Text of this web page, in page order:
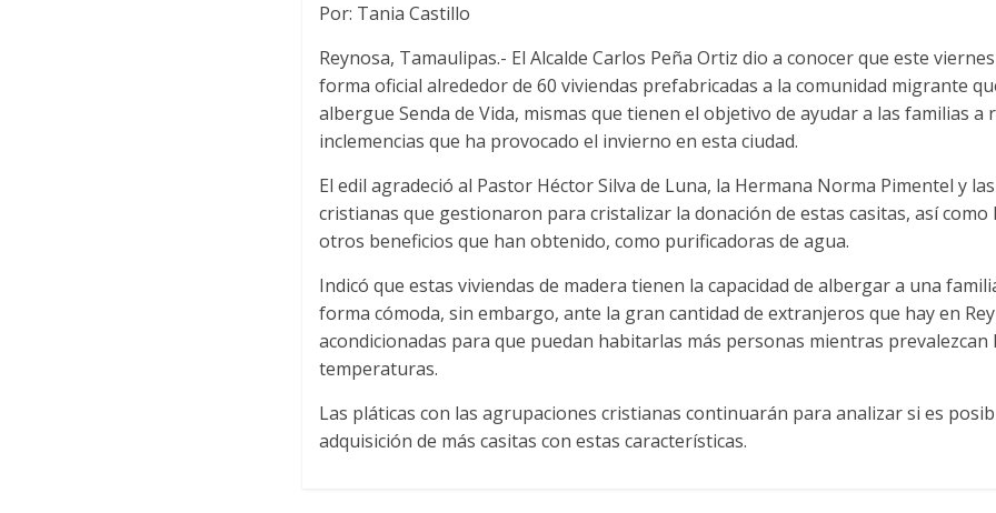
Por: Tania Castillo
Reynosa, Tamaulipas.- El Alcalde Carlos Peña Ortiz dio a conocer que este
forma oficial alrededor de 60 viviendas prefabricadas a la comunidad migrante
albergue Senda de Vida, mismas que tienen el objetivo de ayudar a las familias a
inclemencias que ha provocado el invierno en esta ciudad.
El edil agradeció al Pastor Héctor Silva de Luna, la Hermana Norma Pimentel y
cristianas que gestionaron para cristalizar la donación de estas casitas, así como
otros beneficios que han obtenido, como purificadoras de agua.
Indicó que estas viviendas de madera tienen la capacidad de albergar a una
forma cómoda, sin embargo, ante la gran cantidad de extranjeros que hay en
acondicionadas para que puedan habitarlas más personas mientras prevalezcan
temperaturas.
Las pláticas con las agrupaciones cristianas continuarán para analizar si es
adquisición de más casitas con estas características.